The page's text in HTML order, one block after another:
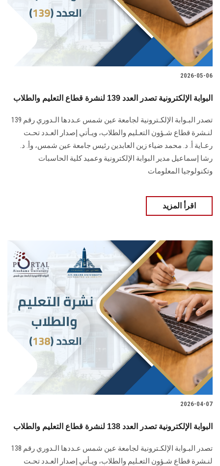
2026-05-06
البوابة الإلكترونية تصدر العدد 139 لنشرة قطاع التعليم والطلاب
تصدر البـوابة الإلكـترونية لجامعة عين شمس عـددها الـدوري رقم 139
لنـشرة قطاع شـؤون التعـليم ‏والطلاب‎، ويـأتي إصدار العـدد تحـت
رعـاية أ. د. محمد ضياء زين العابدين رئيس جامعة عين شمس، وأ. د.
‏رشا إسماعيل مدير البوابة الإلكترونية وعميد كلية الحاسبات
وتكنولوجيا المعلومات
اقرأ المزيد
2026-04-07
البوابة الإلكترونية تصدر العدد 138 لنشرة قطاع التعليم والطلاب
تصدر البـوابة الإلكـترونية لجامعة عين شمس عـددها الـدوري رقم 138
لنـشرة قطاع شـؤون التعـليم ‏والطلاب‎، ويـأتي إصدار العـدد تحـت